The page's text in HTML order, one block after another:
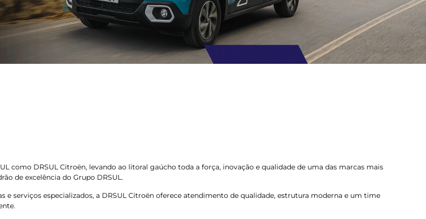
como DRSUL Citroën, levando ao litoral gaúcho toda a força, inovação e qualidade de uma das marcas mais
de excelência do Grupo DRSUL.
serviços especializados, a DRSUL Citroën oferece atendimento de qualidade, estrutura moderna e um time